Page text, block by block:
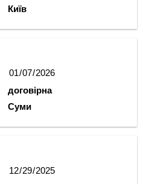
Київ
договірна
Суми